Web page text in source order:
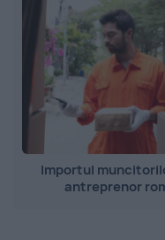
Importul
antreprenor